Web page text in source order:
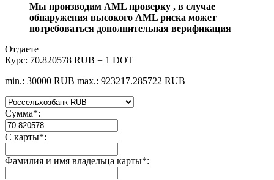
Мы производим AML проверку , в случае
обнаружения высокого AML риска может
потребоваться дополнительная верификация
Отдаете
Курс: 70.820578 RUB = 1 DOT
min.: 30000 RUB max.: 923217.285722 RUB
Сумма*:
С карты*:
Фамилия и имя владельца карты*: